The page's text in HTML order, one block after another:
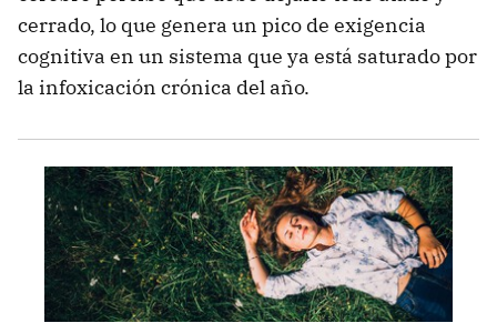
cerrado, lo que genera un pico de exigencia
cognitiva en un sistema que ya está saturado por
la infoxicación crónica del año.